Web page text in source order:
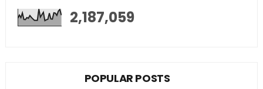
2,187,059
POPULAR POSTS